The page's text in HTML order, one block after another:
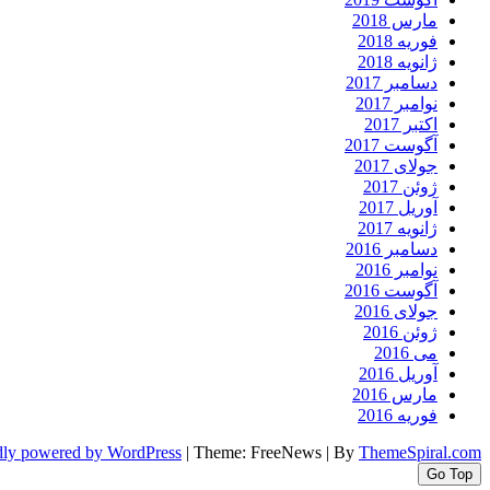
مارس 2018
فوریه 2018
ژانویه 2018
دسامبر 2017
نوامبر 2017
اکتبر 2017
آگوست 2017
جولای 2017
ژوئن 2017
آوریل 2017
ژانویه 2017
دسامبر 2016
نوامبر 2016
آگوست 2016
جولای 2016
ژوئن 2016
می 2016
آوریل 2016
مارس 2016
فوریه 2016
powered by WordPress | Theme: FreeNews | By ThemeSpiral.com
Go Top